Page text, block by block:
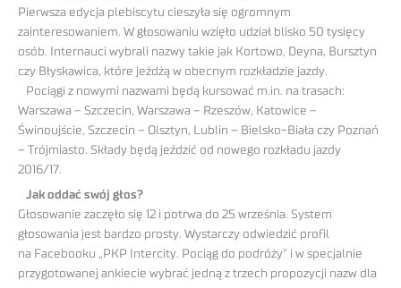
Pierwsza edycja plebiscytu cieszyła się ogromnym
zainteresowaniem. W głosowaniu wzięło udział blisko 50 tysięcy
osób. Internauci wybrali nazwy takie jak Kortowo, Deyna, Bursztyn
czy Błyskawica, które jeżdżą w obecnym rozkładzie jazdy.
Pociągi z nowymi nazwami będą kursować m.in. na trasach:
Warszawa – Szczecin, Warszawa – Rzeszów, Katowice –
Świnoujście, Szczecin – Olsztyn, Lublin – Bielsko-Biała czy Poznań
– Trójmiasto. Składy będą jeździć od nowego rozkładu jazdy
2016/17.
Jak oddać swój głos?
Głosowanie zaczęło się 12 i potrwa do 25 września. System
głosowania jest bardzo prosty. Wystarczy odwiedzić profil
na Facebooku „PKP Intercity. Pociąg do podróży” i w specjalnie
przygotowanej ankiecie wybrać jedną z trzech propozycji nazw dla